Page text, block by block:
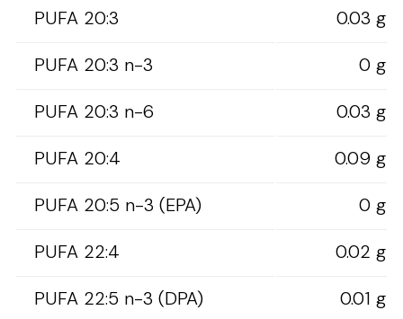
PUFA 20:3
0.03 g
PUFA 20:3 n-3
0 g
PUFA 20:3 n-6
0.03 g
PUFA 20:4
0.09 g
PUFA 20:5 n-3 (EPA)
0 g
PUFA 22:4
0.02 g
PUFA 22:5 n-3 (DPA)
0.01 g